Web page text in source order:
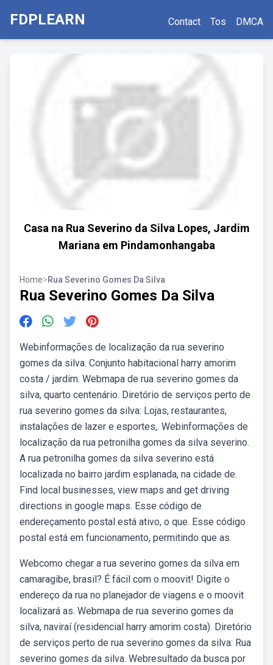
FDPLEARN Contact Tos DMCA
Casa na Rua Severino da Silva Lopes, Jardim
Mariana em Pindamonhangaba
Home>Rua Severino Gomes Da Silva
Rua Severino Gomes Da Silva
Webinformações de localização da rua severino
gomes da silva. Conjunto habitacional harry amorim
costa / jardim. Webmapa de rua severino gomes da
silva, quarto centenário. Diretório de serviços perto de
rua severino gomes da silva: Lojas, restaurantes,
instalações de lazer e esportes,. Webinformações de
localização da rua petronilha gomes da silva severino.
A rua petronilha gomes da silva severino está
localizada no bairro jardim esplanada, na cidade de.
Find local businesses, view maps and get driving
directions in google maps. Esse código de
endereçamento postal está ativo, o que. Esse código
postal está em funcionamento, permitindo que as.
Webcomo chegar a rua severino gomes da silva em
camaragibe, brasil? É fácil com o moovit! Digite o
endereço da rua no planejador de viagens e o moovit
localizará as. Webmapa de rua severino gomes da
silva, naviraí (residencial harry amorim costa). Diretório
de serviços perto de rua severino gomes da silva: Rua
severino gomes da silva. Webresultado da busca por